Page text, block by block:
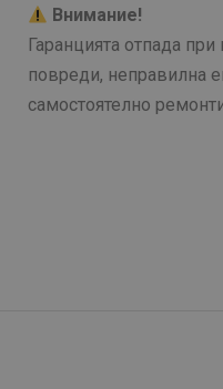
Внимание!
Гаранцията отпада
повреди, неправилна
самостоятелно